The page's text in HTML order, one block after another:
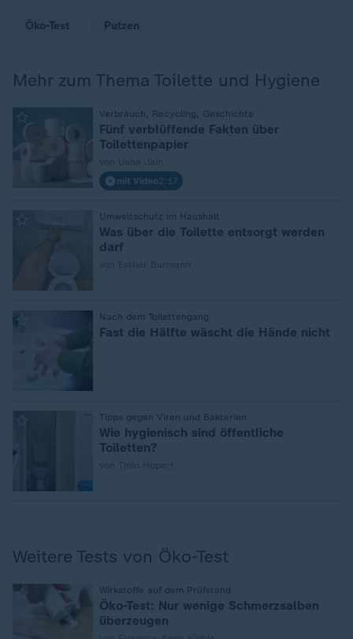
Öko-Test Putzen
Mehr zum Thema Toilette und Hygiene
Verbrauch, Recycling, Geschichte
Fünf verblüffende Fakten über
Toilettenpapier
mit Video2:17
Umweltschutz im Haushalt
Was über die Toilette entsorgt werden
darf
Nach dem Toilettengang
Fast die Hälfte wäscht die Hände nicht
Tipps gegen Viren und Bakterien
Wie hygienisch sind öffentliche
Toiletten?
Weitere Tests von Öko-Test
Wirkstoffe auf dem Prüfstand
:
Öko-Test: Nur wenige Schmerzsalben
überzeugen